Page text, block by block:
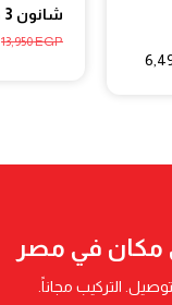
شانون 3 درج
13,950EGP
مكان في مصر
التركيب مجاناً.